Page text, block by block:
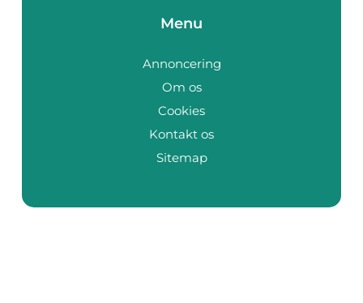
Menu
Annoncering
Om os
Cookies
Kontakt os
Sitemap